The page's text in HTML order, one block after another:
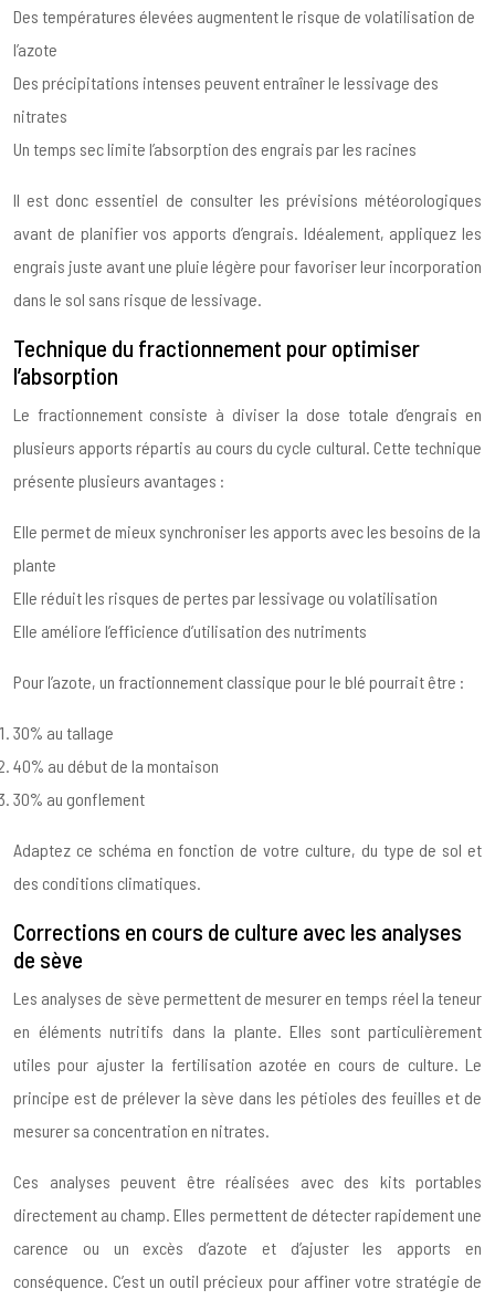
Des températures élevées augmentent le risque de volatilisation de
l’azote
Des précipitations intenses peuvent entraîner le lessivage des
nitrates
Un temps sec limite l’absorption des engrais par les racines
Il est donc essentiel de consulter les prévisions météorologiques
avant de planifier vos apports d’engrais. Idéalement, appliquez les
engrais juste avant une pluie légère pour favoriser leur incorporation
dans le sol sans risque de lessivage.
Technique du fractionnement pour optimiser
l’absorption
Le fractionnement consiste à diviser la dose totale d’engrais en
plusieurs apports répartis au cours du cycle cultural. Cette technique
présente plusieurs avantages :
Elle permet de mieux synchroniser les apports avec les besoins de la
plante
Elle réduit les risques de pertes par lessivage ou volatilisation
Elle améliore l’efficience d’utilisation des nutriments
Pour l’azote, un fractionnement classique pour le blé pourrait être :
30% au tallage
40% au début de la montaison
30% au gonflement
Adaptez ce schéma en fonction de votre culture, du type de sol et
des conditions climatiques.
Corrections en cours de culture avec les analyses
de sève
Les analyses de sève permettent de mesurer en temps réel la teneur
en éléments nutritifs dans la plante. Elles sont particulièrement
utiles pour ajuster la fertilisation azotée en cours de culture. Le
principe est de prélever la sève dans les pétioles des feuilles et de
mesurer sa concentration en nitrates.
Ces analyses peuvent être réalisées avec des kits portables
directement au champ. Elles permettent de détecter rapidement une
carence ou un excès d’azote et d’ajuster les apports en
conséquence. C’est un outil précieux pour affiner votre stratégie de